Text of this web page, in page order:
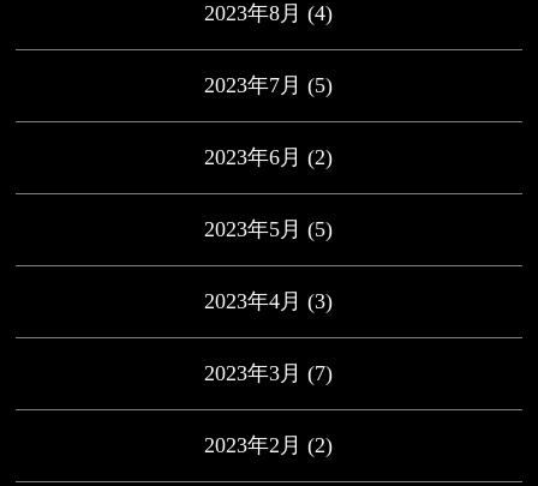
2023年8月 (4)
2023年7月 (5)
2023年6月 (2)
2023年5月 (5)
2023年4月 (3)
2023年3月 (7)
2023年2月 (2)